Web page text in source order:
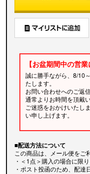
【お盆期間中の営業
誠に勝手ながら、8/10
たします。
お問い合わせへのご返
通常よりお時間を頂戴い
ご迷惑をおかけいたし
い申し上げます。
■配送方法について
この商品は、メール便をご
・＜1点＞購入の場合に限り
・ポスト投函のため、配達